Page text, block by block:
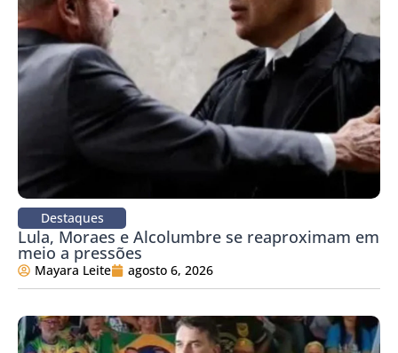
Destaques
Lula, Moraes e Alcolumbre se reaproximam em
meio a pressões
Mayara Leite agosto 6, 2026